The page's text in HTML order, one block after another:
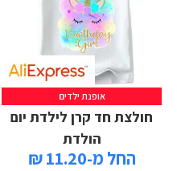
אופנת ילדים
חולצת חד קרן לילדת יום
הולדת
החל מ-11.20 ₪